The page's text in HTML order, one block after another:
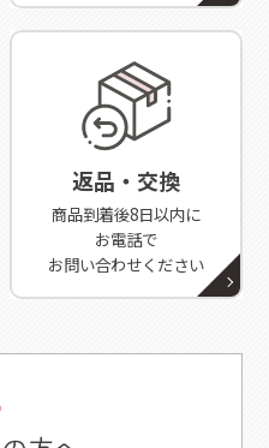
返品・交換
商品到着後8日以内に
お電話で
お問い合わせください